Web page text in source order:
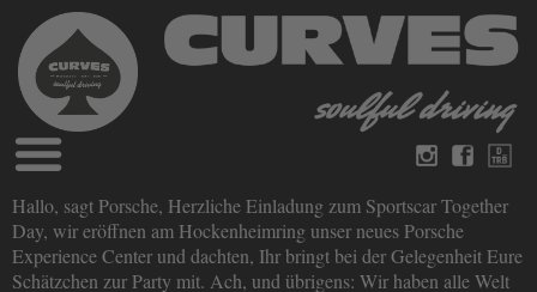
Blog
Magazines
German English
About Curves
Hallo, sagt Porsche, Herzliche Einladung zum Sportscar Together
Day, wir eröffnen am Hockenheimring unser neues Porsche
Experience Center und dachten, Ihr bringt bei der Gelegenheit Eure
Schätzchen zur Party mit. Ach, und übrigens: Wir haben alle Welt